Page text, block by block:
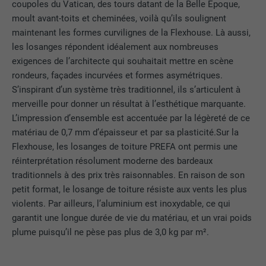
coupoles du Vatican, des tours datant de la Belle Époque,
moult avant-toits et cheminées, voilà qu’ils soulignent
maintenant les formes curvilignes de la Flexhouse. Là aussi,
les losanges répondent idéalement aux nombreuses
exigences de l’architecte qui souhaitait mettre en scène
rondeurs, façades incurvées et formes asymétriques.
S’inspirant d’un système très traditionnel, ils s’articulent à
merveille pour donner un résultat à l’esthétique marquante.
L’impression d’ensemble est accentuée par la légèreté de ce
matériau de 0,7 mm d’épaisseur et par sa plasticité.Sur la
Flexhouse, les losanges de toiture PREFA ont permis une
réinterprétation résolument moderne des bardeaux
traditionnels à des prix très raisonnables. En raison de son
petit format, le losange de toiture résiste aux vents les plus
violents. Par ailleurs, l’aluminium est inoxydable, ce qui
garantit une longue durée de vie du matériau, et un vrai poids
plume puisqu’il ne pèse pas plus de 3,0 kg par m².
UTILITÉ
fonctionnement de l'extension qui gère
le consentement pour les cookies. Il doit
être enregistré pour que l'outil sache
quels groupes de cookies ont été
FOURNISSEUR Google Analytics
EXPIRATION
UTILITÉ
Est utilisé par Google Analytics pour
limiter le taux de sollicitation.
NOM _gid
FOURNISSEUR Google Universal Analytics
EXPIRATION 1 jour
UTILITÉ
Enregistre un identifiant unique utilisé
pour générer des données statistiques
sur la manière dont l'utilisateur utilise le
site Internet.
FOURNISSEUR Google
EXPIRATION 6 mois
UTILITÉ
Ce cookie comprend un identifiant
unique via lequel vos paramètres
préférés et d'autres informations sont
enregistrés, en particulier la langue que
vous préférez, combien de résultats de
recherche doivent être affichés par page
(p. ex. 10 ou 20) et si le filtre Google
SafeSearch doit être activé ou non.
NOM lang
FOURNISSEUR ads.linkedin.com